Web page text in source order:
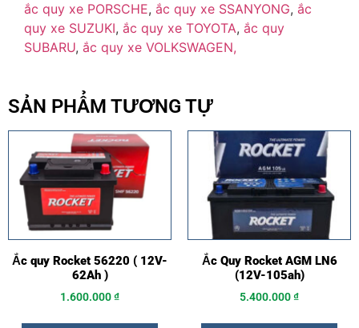
ắc quy xe PORSCHE, ắc quy xe SSANYONG, ắc
quy xe SUZUKI, ắc quy xe TOYOTA, ắc quy
SUBARU, ắc quy xe VOLKSWAGEN,
SẢN PHẨM TƯƠNG TỰ
Ắc quy Rocket 56220 ( 12V-
62Ah )
1.600.000₫
Ắc Quy Rocket AGM LN6
(12V-105ah)
5.400.000₫